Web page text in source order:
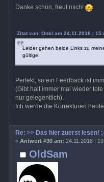
Danke schön, freut mich!
Zitat von: Onkl am 24.11.2018 |
Leider gehen beide Links zu
gültige:
Perfekt, so ein Feedback ist
(Gibt halt immer mal wieder
nur gelegentlich).
Ich werde die Korrekturen
OldSam
Re: >> Das hier zuerst lesen!
« Antwort #30 am: 24.11.2018 |